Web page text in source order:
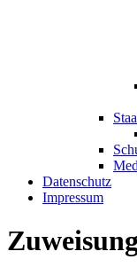
Datenschutz
Impressum